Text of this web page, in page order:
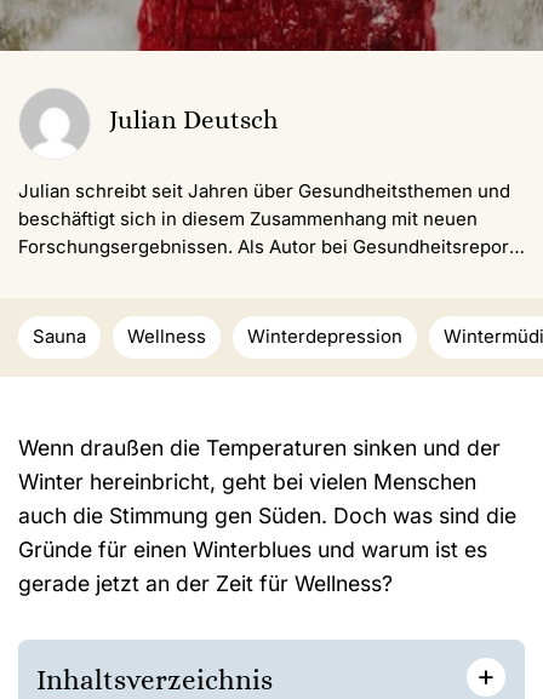
Julian Deutsch
Julian schreibt seit Jahren über Gesundheitsthemen und
beschäftigt sich in diesem Zusammenhang mit neuen
Forschungsergebnissen. Als Autor bei Gesundheitsreport
zugleich auf aktuelle Trends aufmerksam machen.
Sauna Wellness Winterdepression
Wenn draußen die Temperaturen sinken und der
Winter hereinbricht, geht bei vielen Menschen
auch die Stimmung gen Süden. Doch was sind die
Gründe für einen Winterblues und warum ist es
gerade jetzt an der Zeit für Wellness?
Inhaltsverzeichnis +